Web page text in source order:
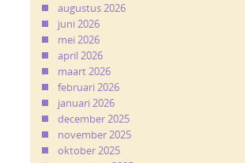
augustus 2026
juni 2026
mei 2026
april 2026
maart 2026
februari 2026
januari 2026
december 2025
november 2025
oktober 2025